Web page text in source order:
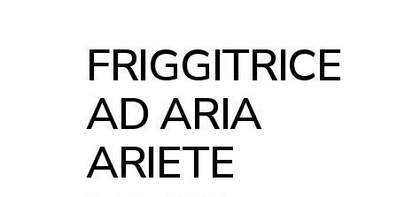
FRIGGITRICE
AD ARIA
ARIETE